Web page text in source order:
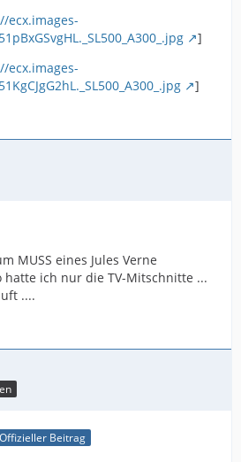
ecx.images-
]
ecx.images-
]
MUSS eines Jules Verne
hatte ich nur die TV-Mitschnitte ...
....
Offizieller Beitrag